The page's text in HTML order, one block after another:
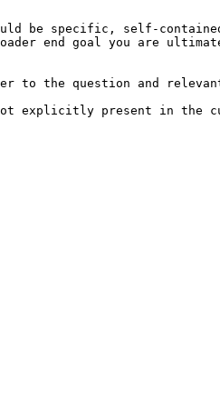
be specific, self-
end goal you are
to the question and
not explicitly present in